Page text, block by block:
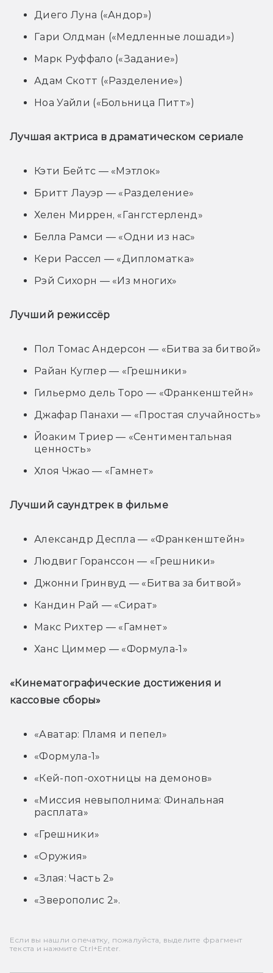
Диего Луна («Андор»)
Гари Олдман («Медленные лошади»)
Марк Руффало («Задание»)
Адам Скотт («Разделение»)
Ноа Уайли («Больница Питт»)
Лучшая актриса в драматическом сериале
Кэти Бейтс — «Мэтлок»
Бритт Лауэр — «Разделение»
Хелен Миррен, «Гангстерленд»
Белла Рамси — «Одни из нас»
Кери Рассел — «Дипломатка»
Рэй Сихорн — «Из многих»
Лучший режиссёр
Пол Томас Андерсон — «Битва за битвой»
Райан Куглер — «Грешники»
Гильермо дель Торо — «Франкенштейн»
Джафар Панахи — «Простая случайность»
Йоаким Триер — «Сентиментальная
ценность»
Хлоя Чжао — «Гамнет»
Лучший саундтрек в фильме
Александр Деспла — «Франкенштейн»
Людвиг Горанссон — «Грешники»
Джонни Гринвуд — «Битва за битвой»
Кандин Рай — «Сират»
Макс Рихтер — «Гамнет»
Ханс Циммер — «Формула-1»
«Кинематографические достижения и
кассовые сборы»
«Аватар: Пламя и пепел»
«Формула-1»
«Кей-поп-охотницы на демонов»
«Миссия невыполнима: Финальная
расплата»
«Грешники»
«Оружия»
«Злая: Часть 2»
«Зверополис 2».
Если вы нашли опечатку, пожалуйста, выделите фрагмент
текста и нажмите Ctrl+Enter.